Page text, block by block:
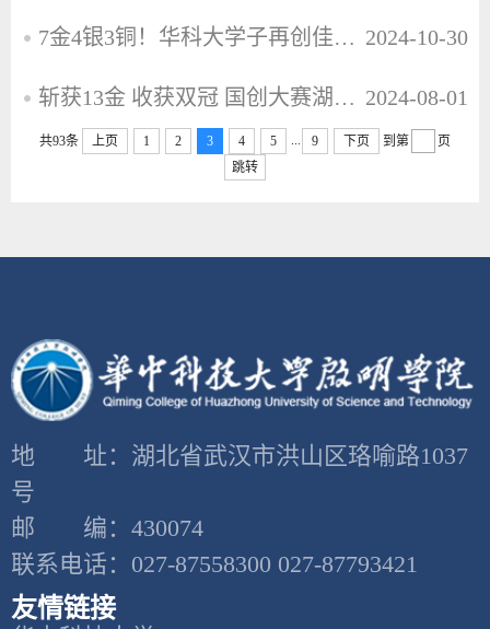
7金4银3铜！华科大学子再创佳绩！ 2024-10-30
斩获13金 收获双冠 国创大赛湖北省复赛我校再创佳绩 2024-08-01
共93条 上页 1 2 3 4 5 ... 9 下页 到第
页
跳转
地 址：湖北省武汉市洪山区珞喻路1037
号
邮 编：430074
联系电话：027-87558300 027-87793421
友情链接